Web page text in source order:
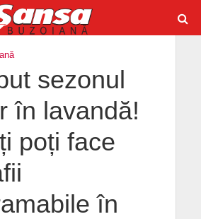
sezonul
în lavandă!
poți face
în